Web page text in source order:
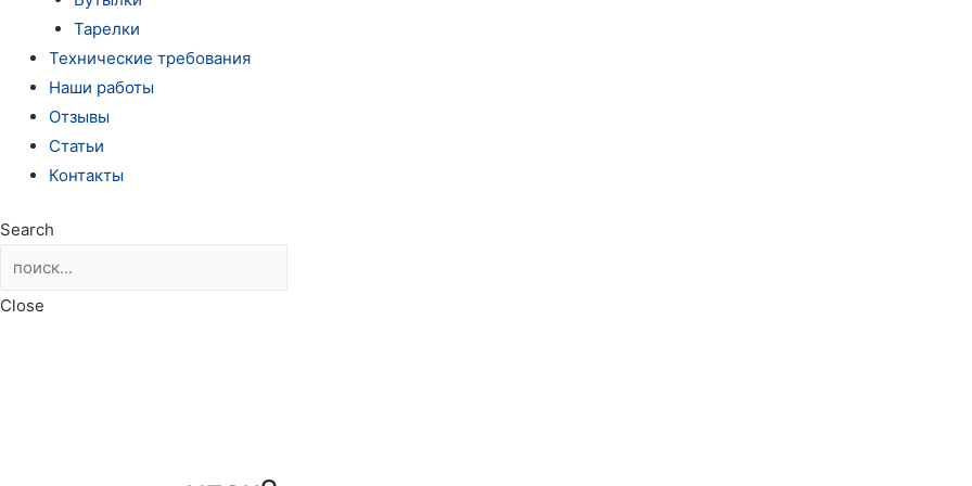
Тарелки
Технические требования
Наши работы
Отзывы
Статьи
Контакты
Search
Close